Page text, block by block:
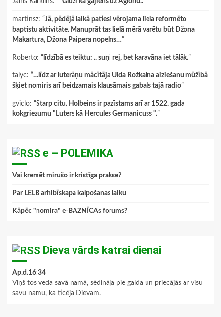
Janis Karklins: “ "Gluži kā gājiens uz Aglonu.."
martinsz: “Jā, pēdējā laikā patiesi vērojama liela reformēto
baptistu aktivitāte. Manuprāt tas lielā mērā varētu būt Džona
Makartura, Džona Paipera nopelns…”
Roberto: “ līdzībā es teiktu: .. suņi rej, bet karavāna iet tālāk.”
talyc: “…līdz ar luterāņu mācītāja Ulda Rožkalna aiziešanu mūžībā
šķiet nomiris arī beidzamais klausāmais gabals tajā radio”
gviclo: “Starp citu, Holbeins ir pazīstams arī ar 1522. gada
kokgriezumu "Luters kā Hercules Germanicuss ".”
e – POLEMIKA
Vai kremēt mirušo ir kristīga prakse?
Par LELB arhibīskapa kalpošanas laiku
Kāpēc "nomira" e-BAZNĪCAs forums?
Dieva vārds katrai dienai
Ap.d.16:34
Viņš tos veda savā namā, sēdināja pie galda un priecājās ar visu
savu namu, ka ticēja Dievam.